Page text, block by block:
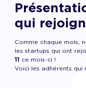
qui
Comme chaque mois,
les startups qui ont
11 ce mois-ci !
Voici les adhérents qui